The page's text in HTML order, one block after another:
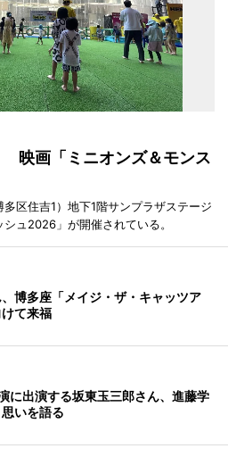
映画「ミニオンズ＆モンス
区住吉1）地下1階サンプラザステージ
ュ2026」が開催されている。
博多座「メイジ・ザ・キャッツア
て来福
に出演する坂東玉三郎さん、進藤学
いを語る